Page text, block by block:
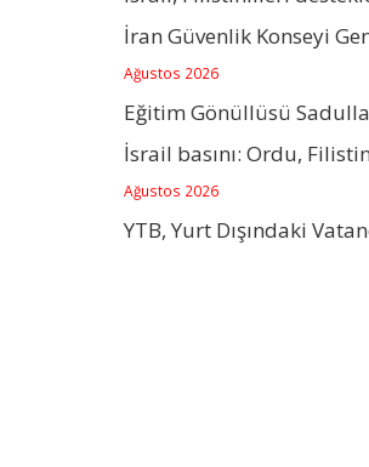
İran Güvenlik Konseyi
Ağustos 2026
Eğitim Gönüllüsü
İsrail basını: Ordu,
Ağustos 2026
YTB, Yurt Dışındaki